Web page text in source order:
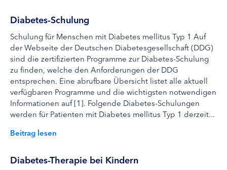
Diabetes-Schulung
Schulung für Menschen mit Diabetes mellitus Typ 1 Auf
der Webseite der Deutschen Diabetesgesellschaft (DDG)
sind die zertifizierten Programme zur Diabetes-Schulung
zu finden, welche den Anforderungen der DDG
entsprechen. Eine abrufbare Übersicht listet alle aktuell
verfügbaren Programme und die wichtigsten notwendigen
Informationen auf [1]. Folgende Diabetes-Schulungen
werden für Patienten mit Diabetes mellitus Typ 1 derzeit...
Beitrag lesen
Diabetes-Therapie bei Kindern